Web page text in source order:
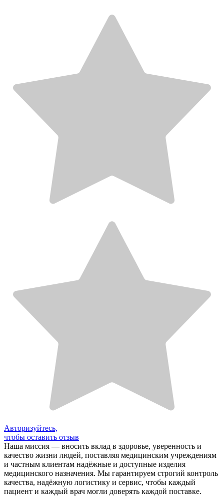
Авторизуйтесь,
чтобы оставить отзыв
Наша миссия — вносить вклад в здоровье, уверенность и
качество жизни людей, поставляя медицинским учреждениям
и частным клиентам надёжные и доступные изделия
медицинского назначения. Мы гарантируем строгий контроль
качества, надёжную логистику и сервис, чтобы каждый
пациент и каждый врач могли доверять каждой поставке.